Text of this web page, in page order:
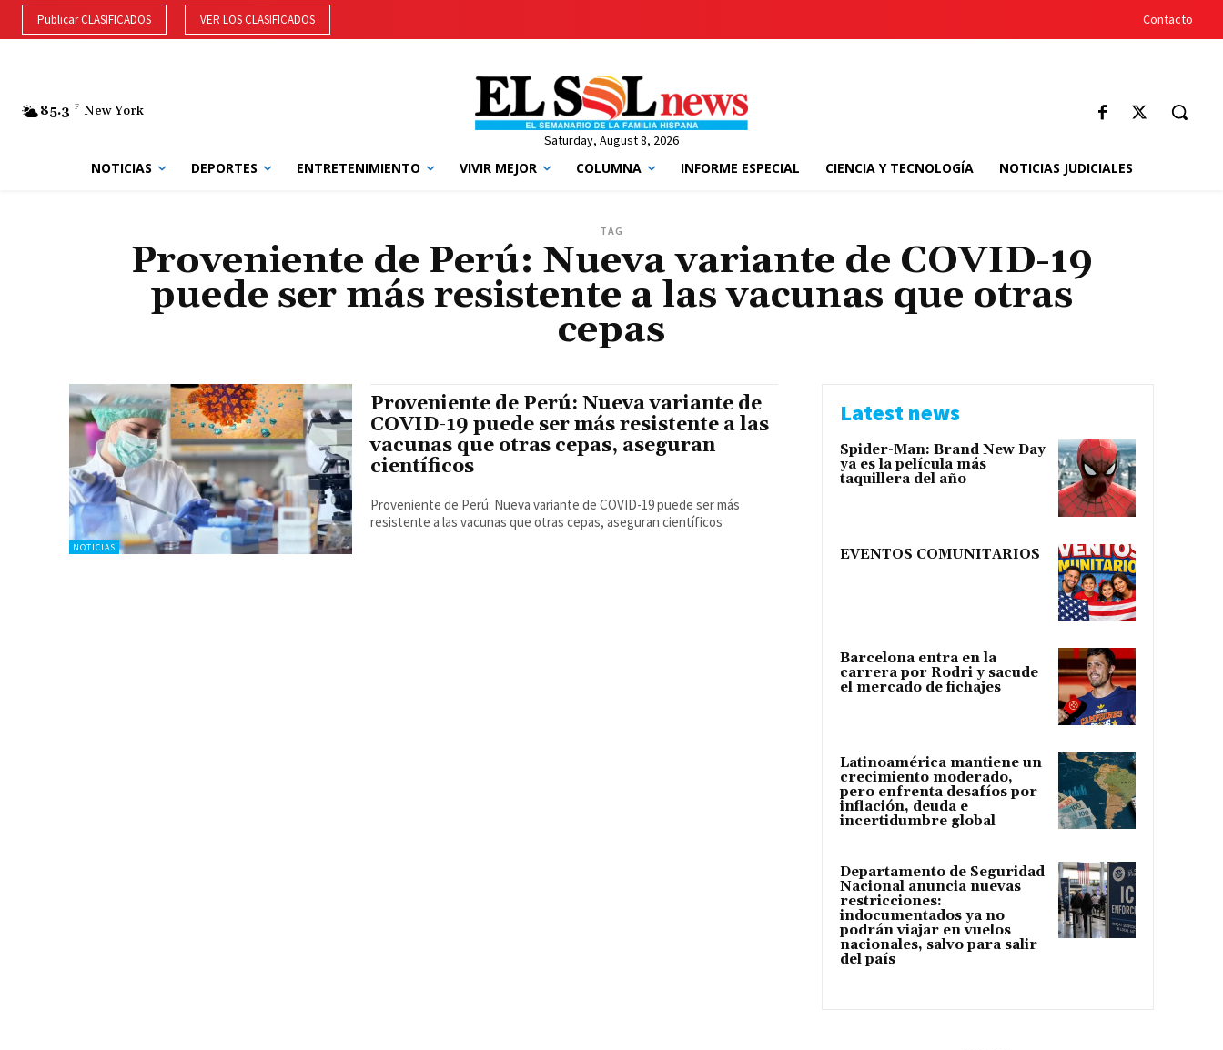
Publicar CLASIFICADOS VER LOS CLASIFICADOS Contacto
85.3 F New York
Saturday, August 8, 2026
NOTICIAS DEPORTES ENTRETENIMIENTO VIVIR MEJOR COLUMNA INFORME ESPECIAL CIENCIA Y TECNOLOGÍA NOTICIAS JUDICIALES
TAG
Proveniente de Perú: Nueva variante de COVID-19
puede ser más resistente a las vacunas que otras
cepas
NOTICIAS
Proveniente de Perú: Nueva variante de
COVID-19 puede ser más resistente a las
vacunas que otras cepas, aseguran
científicos
Proveniente de Perú: Nueva variante de COVID-19 puede ser más
resistente a las vacunas que otras cepas, aseguran científicos
Latest news
Spider-Man: Brand New Day
ya es la película más
taquillera del año
EVENTOS COMUNITARIOS
Barcelona entra en la
carrera por Rodri y sacude
el mercado de fichajes
Latinoamérica mantiene un
crecimiento moderado,
pero enfrenta desafíos por
inflación, deuda e
incertidumbre global
Departamento de Seguridad
Nacional anuncia nuevas
restricciones:
indocumentados ya no
podrán viajar en vuelos
nacionales, salvo para salir
del país